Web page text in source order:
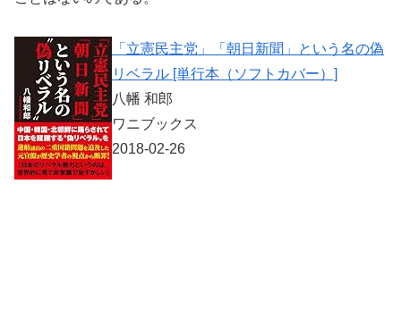
「立憲民主党」「朝日新聞」という名の偽
リベラル [単行本（ソフトカバー）]
八幡 和郎
ワニブックス
2018-02-26